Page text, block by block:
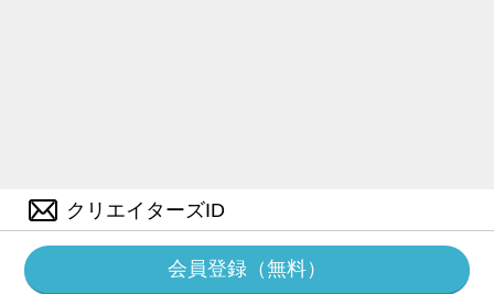
クリエイターズID
会員登録（無料）